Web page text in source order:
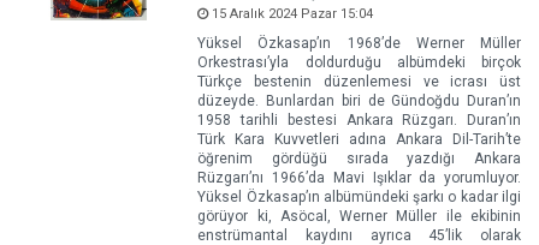
15 Aralık 2024 Pazar 15:04
Yüksel Özkasap’ın 1968’de Werner Müller
Orkestrası’yla doldurduğu albümdeki birçok
Türkçe bestenin düzenlemesi ve icrası üst
düzeyde. Bunlardan biri de Gündoğdu Duran’ın
1958 tarihli bestesi Ankara Rüzgarı. Duran’ın
Türk Kara Kuvvetleri adına Ankara Dil-Tarih’te
öğrenim gördüğü sırada yazdığı Ankara
Rüzgarı’nı 1966’da Mavi Işıklar da yorumluyor.
Yüksel Özkasap’ın albümündeki şarkı o kadar ilgi
görüyor ki, Asöcal, Werner Müller ile ekibinin
enstrümantal kaydını ayrıca 45’lik olarak